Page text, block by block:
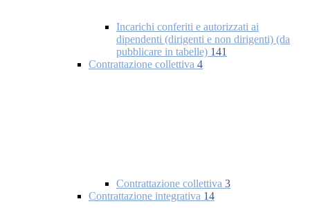
Incarichi conferiti e autorizzati ai
dipendenti (dirigenti e non dirigenti) (da
pubblicare in tabelle) 141
Contrattazione collettiva 4
Contrattazione collettiva 3
Contrattazione integrativa 14